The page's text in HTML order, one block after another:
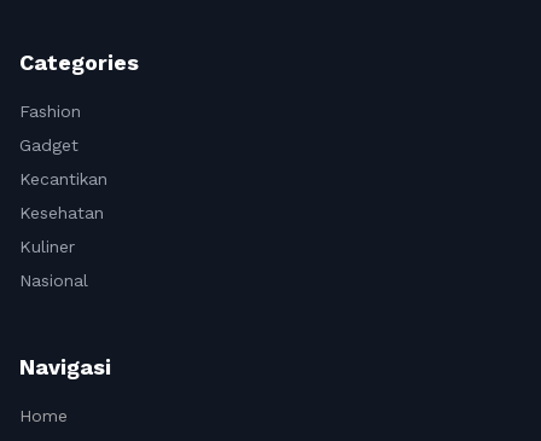
Categories
Fashion
Gadget
Kecantikan
Kesehatan
Kuliner
Nasional
Navigasi
Home